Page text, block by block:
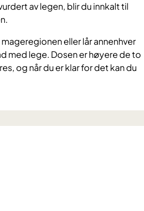
av legen, blir du innkalt til
eller lår annenhver
med lege. Dosen er høyere de to
og når du er klar for det kan du